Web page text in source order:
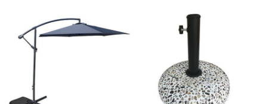
V prípade, že potrebujete poradiť s výberom alebo máte
špeciálne požiadavky, náš tím odborníkov je pripravený vám
pomôcť. S našimi záhradnými slnečníkmi a stojanmi si
môžete vytvoriť ideálne miesto na oddych a relaxáciu, kde
sa budete cítiť pohodlne a chránení pred slnečnými lúčmi.
Objavte našu širokú ponuku veľkých záhradných slnečníkov,